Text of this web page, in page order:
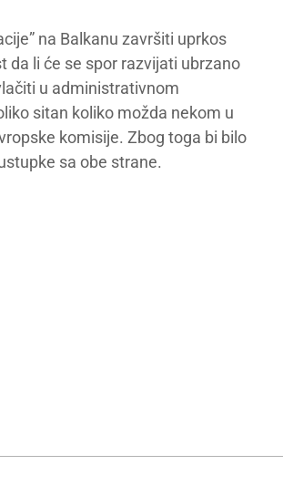
na Balkanu završiti uprkos
da li će se spor razvijati ubrzano
u administrativnom
sitan koliko možda nekom u
komisije. Zbog toga bi bilo
sa obe strane.